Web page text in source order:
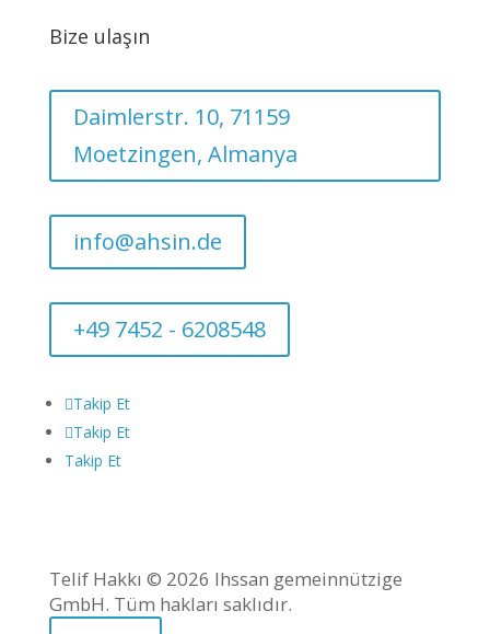
Bize ulaşın
Daimlerstr. 10, 71159
Moetzingen, Almanya
info@ahsin.de
+49 7452 - 6208548
Takip Et
Takip Et
Takip Et
Telif Hakkı © 2026 Ihssan gemeinnützige
GmbH. Tüm hakları saklıdır.